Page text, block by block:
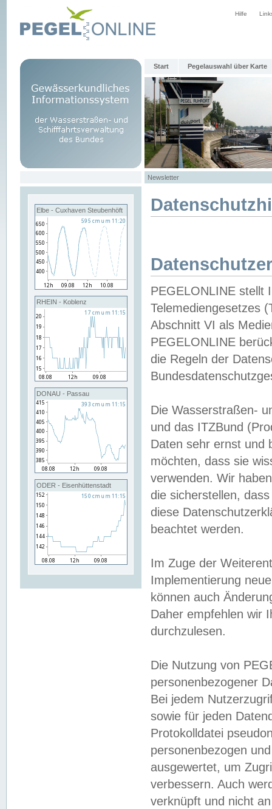
Hilfe
Start Pegelauswahl über Karte
Newsletter
Elbe - Cuxhaven Steubenhöft
RHEIN - Koblenz
DONAU - Passau
ODER - Eisenhüttenstadt
PEGELONLINE stellt
Telemediengesetzes
Abschnitt VI als
PEGELONLINE
die Regeln der
Die Wasserstraßen-
und das ITZBund
Daten sehr ernst und
möchten, dass sie
verwenden. Wir
die sicherstellen,
diese
beachtet werden.
Im Zuge der
Implementierung
können auch
Daher empfehlen wir
durchzulesen.
Die Nutzung von
personenbezogener
Bei jedem
sowie für jeden
Protokolldatei
personenbezogen
ausgewertet, um
verbessern. Auch
verknüpft und nicht